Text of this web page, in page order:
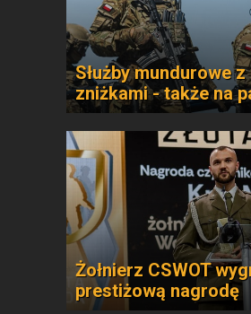
Służby mundurowe
zniżkami - także na
Żołnierz CSWOT
prestiżową nagrodę